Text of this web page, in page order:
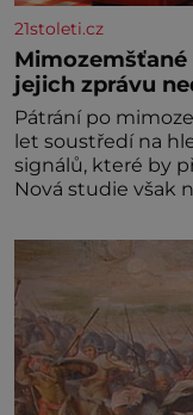
21stoleti.cz
Mimozemšťané
jejich zprávu
Pátrání po
let soustředí na
signálů, které by
Nová studie však